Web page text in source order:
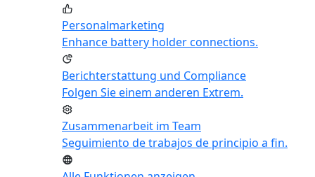
Personalmarketing
Enhance battery holder connections.
Berichterstattung und Compliance
Folgen Sie einem anderen Extrem.
Zusammenarbeit im Team
Seguimiento de trabajos de principio a fin.